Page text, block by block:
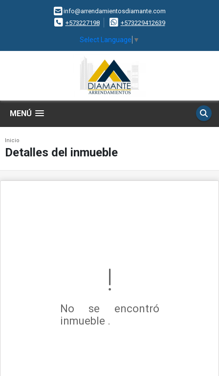
info@arrendamientosdiamante.com
+573227198
+573229412639
Select Language ▼
MENÚ
Inicio
Detalles del inmueble
No se encontró
inmueble .